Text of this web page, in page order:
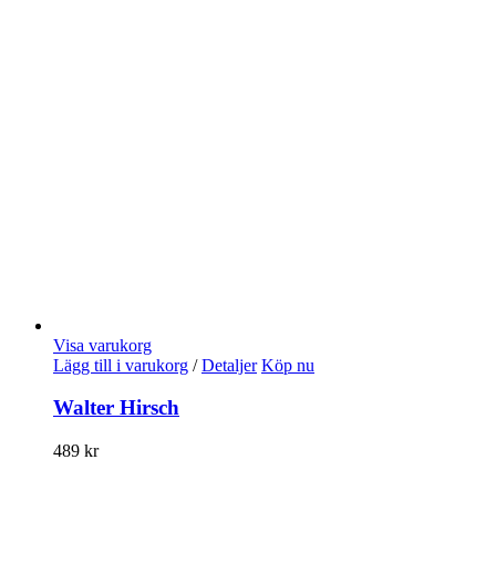
Visa varukorg
Lägg till i varukorg / Detaljer Köp nu
Walter Hirsch
489 kr